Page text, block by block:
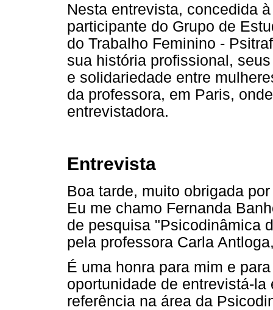
Nesta entrevista, concedida
participante do Grupo de
do Trabalho Feminino -
sua história profissional,
e solidariedade entre
da professora, em Paris,
entrevistadora.
Entrevista
Boa tarde, muito obrigada
Eu me chamo Fernanda
de pesquisa "Psicodinâmica
pela professora Carla
É uma honra para mim e
oportunidade de entrevistá-
referência na área da